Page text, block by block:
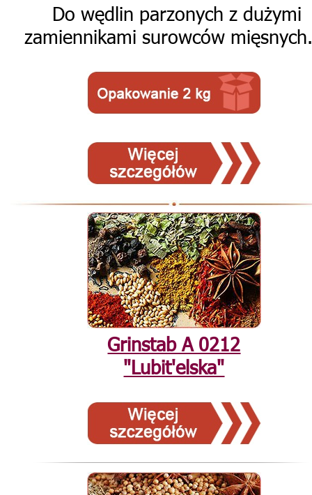
Do wędlin parzonych z dużymi
zamiennikami surowców
Grinstab А 0212
"Lubit'elska"